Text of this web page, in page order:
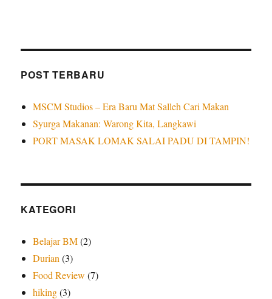
POST TERBARU
MSCM Studios – Era Baru Mat Salleh Cari Makan
Syurga Makanan: Warong Kita, Langkawi
PORT MASAK LOMAK SALAI PADU DI TAMPIN!
KATEGORI
Belajar BM(2)
Durian (3)
Food Review (7)
hiking(3)